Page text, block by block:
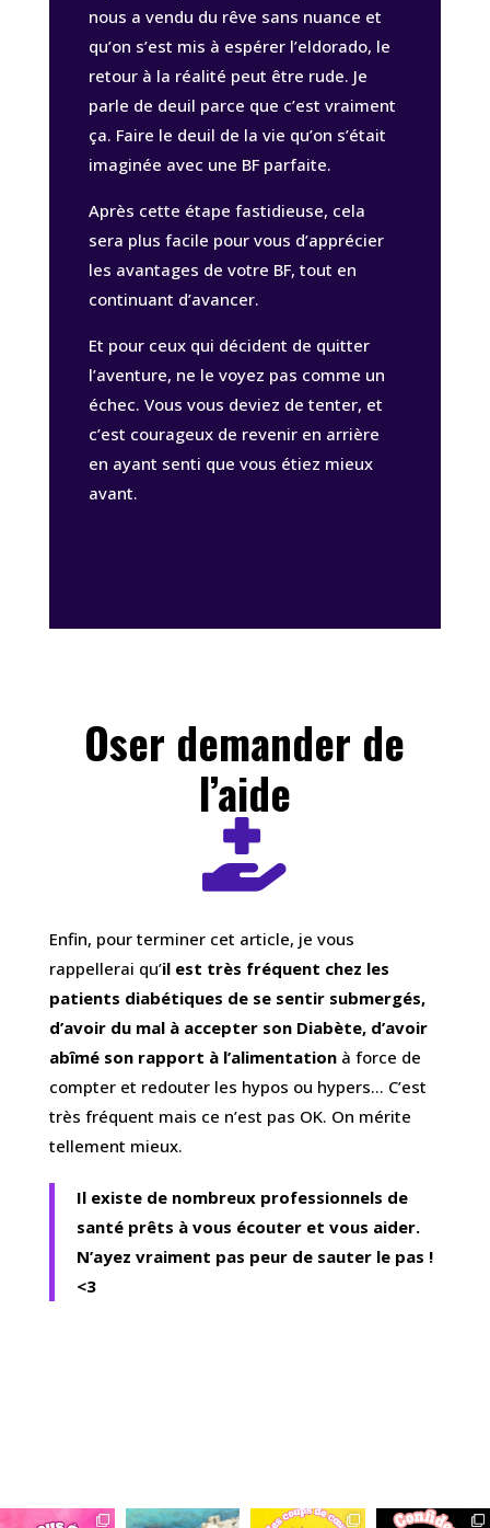
nous a vendu du rêve sans nuance et
qu’on s’est mis à espérer l’eldorado, le
retour à la réalité peut être rude. Je
parle de deuil parce que c’est vraiment
ça. Faire le deuil de la vie qu’on s’était
imaginée avec une BF parfaite.
Après cette étape fastidieuse, cela
sera plus facile pour vous d’apprécier
les avantages de votre BF, tout en
continuant d’avancer.
Et pour ceux qui décident de quitter
l’aventure, ne le voyez pas comme un
échec. Vous vous deviez de tenter, et
c’est courageux de revenir en arrière
en ayant senti que vous étiez mieux
avant.
Oser demander de
l’aide

Enfin, pour terminer cet article, je vous
rappellerai qu’il est très fréquent chez les
patients diabétiques de se sentir submergés,
d’avoir du mal à accepter son Diabète, d’avoir
abîmé son rapport à l’alimentationà force de
compter et redouter les hypos ou hypers… C’est
très fréquent mais ce n’est pas OK. On mérite
tellement mieux.
Il existe de nombreux professionnels de
santé prêts à vous écouter et vous aider.
N’ayez vraiment pas peur de sauter le pas !
<3